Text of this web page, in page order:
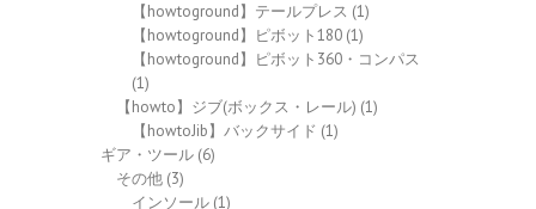
【howtoground】テールプレス (1)
【howtoground】ピボット180 (1)
【howtoground】ピボット360・コンパス
(1)
【howto】ジブ(ボックス・レール) (1)
【howtoJib】バックサイド (1)
ギア・ツール (6)
その他 (3)
インソール (1)